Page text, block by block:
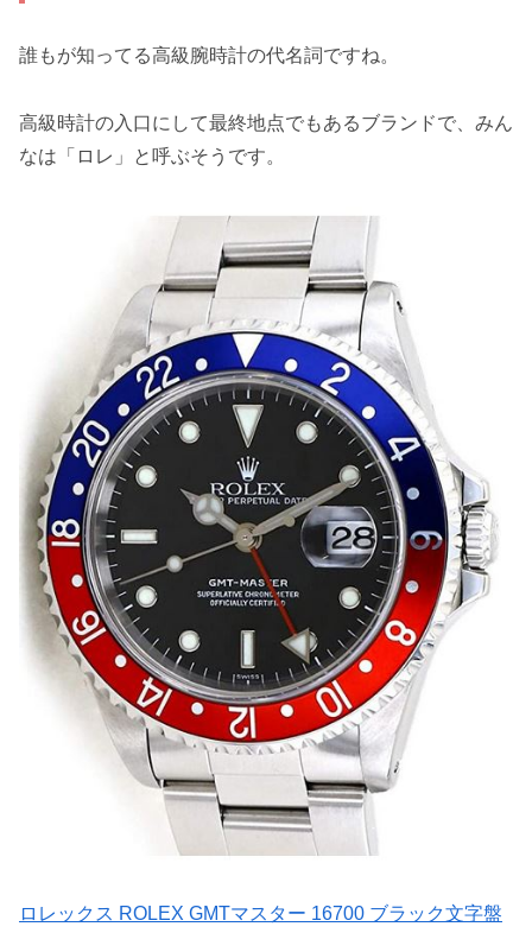
誰もが知ってる高級腕時計の代名詞ですね。
高級時計の入口にして最終地点でもあるブランドで、みん
なは「ロレ」と呼ぶそうです。
ロレックス ROLEX GMTマスター 16700 ブラック文字盤